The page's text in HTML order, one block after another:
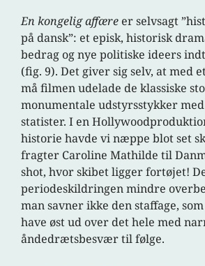
En kongelig affære er selvsagt
på dansk”: et episk, historisk
bedrag og nye politiske ideers
(fig. 9). Det giver sig selv, at med
må filmen udelade de klassiske
monumentale udstyrsstykker
statister. I en
historie havde vi næppe blot set
fragter Caroline Mathilde til
shot, hvor skibet ligger fortøjet!
periodeskildringen mindre
man savner ikke den staffage,
have øst ud over det hele med
åndedrætsbesvær til følge.